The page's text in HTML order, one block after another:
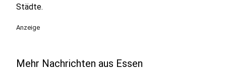
Städte.
Anzeige
Mehr Nachrichten aus Essen